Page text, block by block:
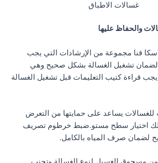
غسالات الاطباق
والحفاظ عليها
قنا مجموعة من الإرشادات التي يجب
لضمان تشغيل الغسالة بشكل صحيح وهي
يجب قراءة كتيب التعليمات قبل تشغيل الغسالة
للغسالات يساعد على حمايتها من التعرض
اختيار سطح مستو.ضبط خرطوم تصريف
لضمان صرف المياه بالكامل.